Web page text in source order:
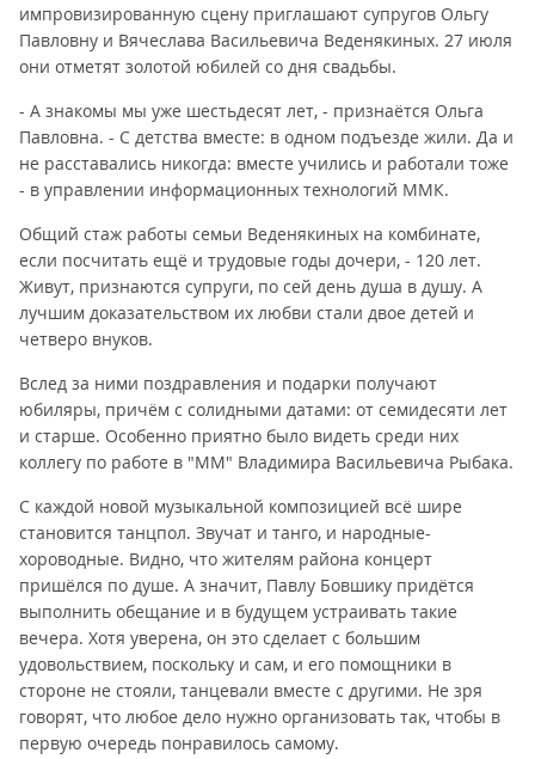
импровизированную сцену приглашают супругов Ольгу
Павловну и Вячеслава Васильевича Веденякиных. 27 июля
они отметят золотой юбилей со дня свадьбы.
- А знакомы мы уже шестьдесят лет, - признаётся Ольга
Павловна. - С детства вместе: в одном подъезде жили. Да и
не расставались никогда: вместе учились и работали тоже
- в управлении информационных технологий ММК.
Общий стаж работы семьи Веденякиных на комбинате,
если посчитать ещё и трудовые годы дочери, - 120 лет.
Живут, признаются супруги, по сей день душа в душу. А
лучшим доказательством их любви стали двое детей и
четверо внуков.
Вслед за ними поздравления и подарки получают
юбиляры, причём с солидными датами: от семидесяти лет
и старше. Особенно приятно было видеть среди них
коллегу по работе в "ММ" Владимира Васильевича Рыбака.
С каждой новой музыкальной композицией всё шире
становится танцпол. Звучат и танго, и народные-
хороводные. Видно, что жителям района концерт
пришёлся по душе. А значит, Павлу Бовшику придётся
выполнить обещание и в будущем устраивать такие
вечера. Хотя уверена, он это сделает с большим
удовольствием, поскольку и сам, и его помощники в
стороне не стояли, танцевали вместе с другими. Не зря
говорят, что любое дело нужно организовать так, чтобы в
первую очередь понравилось самому.